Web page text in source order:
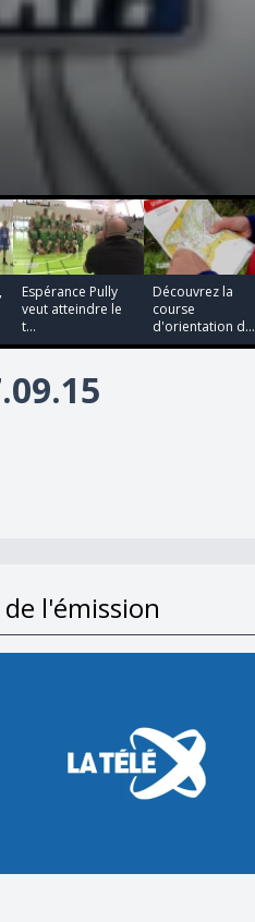
Espérance Pully
veut atteindre le
t...
Découvrez la
course
d'orientation d...
?
de l'émission